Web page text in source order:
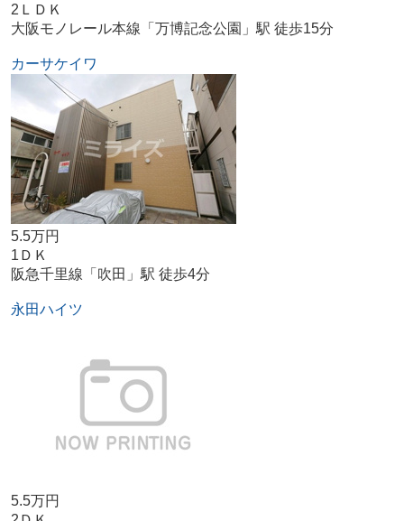
2ＬＤＫ
大阪モノレール本線「万博記念公園」駅 徒歩15分
カーサケイワ
5.5万円
1ＤＫ
阪急千里線「吹田」駅 徒歩4分
永田ハイツ
5.5万円